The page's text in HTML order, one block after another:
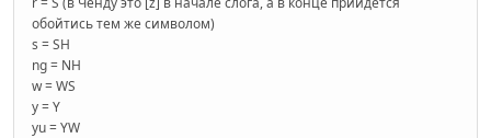
обойтись тем же символом)
s = SH
ng = NH
w = WS
y = Y
yu = YW